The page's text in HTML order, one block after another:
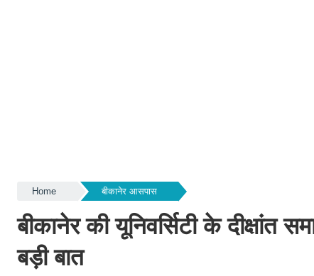
Home बीकानेर आसपास
बीकानेर की यूनिवर्सिटी के
बड़ी बात